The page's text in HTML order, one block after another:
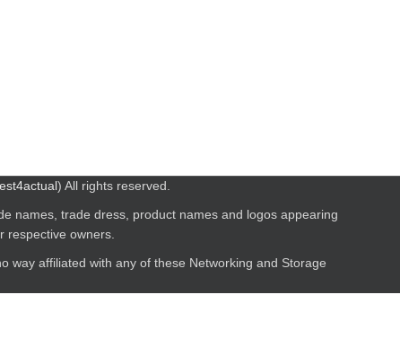
) All rights reserved.
names, trade dress, product names and logos appearing
respective owners.
way affiliated with any of these Networking and Storage